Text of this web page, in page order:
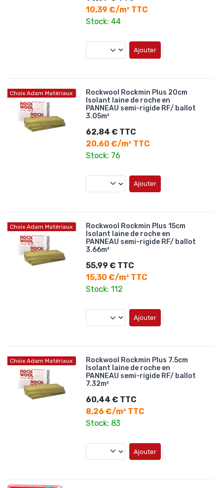
10,39 €/m² TTC
Stock: 44
Ajouter
Choix Adam Matériaux
Rockwool Rockmin Plus 20cm
Isolant laine de roche en
PANNEAU semi-rigide RF/ ballot
3.05m²
62,84 € TTC
20,60 €/m² TTC
Stock: 76
Ajouter
Choix Adam Matériaux
Rockwool Rockmin Plus 15cm
Isolant laine de roche en
PANNEAU semi-rigide RF/ ballot
3.66m²
55,99 € TTC
15,30 €/m² TTC
Stock: 112
Ajouter
Choix Adam Matériaux
Rockwool Rockmin Plus 7.5cm
Isolant laine de roche en
PANNEAU semi-rigide RF/ ballot
7.32m²
60,44 € TTC
8,26 €/m² TTC
Stock: 83
Ajouter